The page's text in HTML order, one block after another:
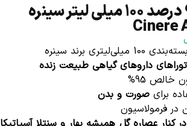
ژل آلوئه ورا 95 درصد 100 میلی لیتر سینره
Cinere
100 میلی‌لیتری برند سینره
داروهای گیاهی طبیعت زنده
خالص 95%
برایصورت و بدن
در فرمولاسیون